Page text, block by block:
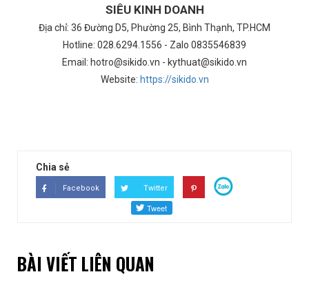
SIÊU KINH DOANH
Địa chỉ: 36 Đường D5, Phường 25, Bình Thạnh, TP.HCM
Hotline: 028.6294.1556 - Zalo 0835546839
Email: hotro@sikido.vn - kythuat@sikido.vn
Website: https://sikido.vn
Chia sẻ
Facebook Twitter
BÀI VIẾT LIÊN QUAN